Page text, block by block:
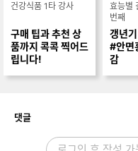
건강식품 1타 강사
구매 팁과 추천 상
품까지 콕콕 찍어드
립니다!
효능별
번째
갱년
#안면
감
댓글개